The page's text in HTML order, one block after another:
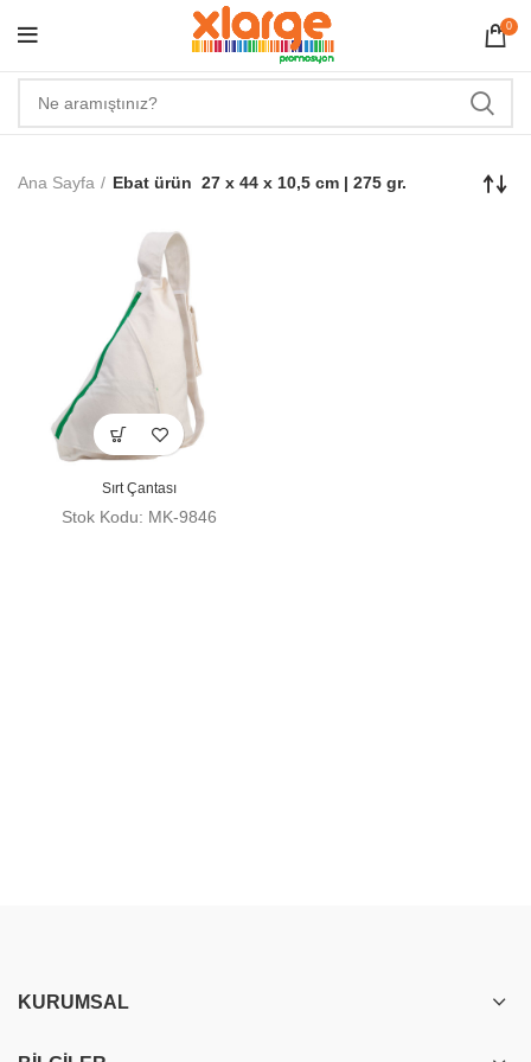
0
Ana Sayfa Ebat ürün 27 x 44 x 10,5 cm | 275 gr.
Sırt Çantası
Stok Kodu: MK-9846
KURUMSAL